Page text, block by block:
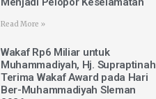
Read More »
Wakaf Rp6 Miliar untuk
Muhammadiyah, Hj. Supraptinah
Terima Wakaf Award pada Hari
Ber-Muhammadiyah Sleman